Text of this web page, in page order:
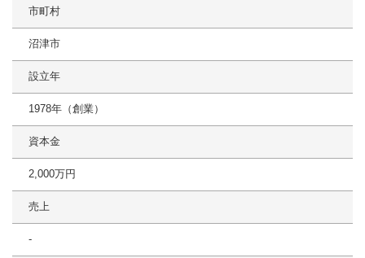
市町村
沼津市
設立年
1978年（創業）
資本金
2,000万円
売上
-